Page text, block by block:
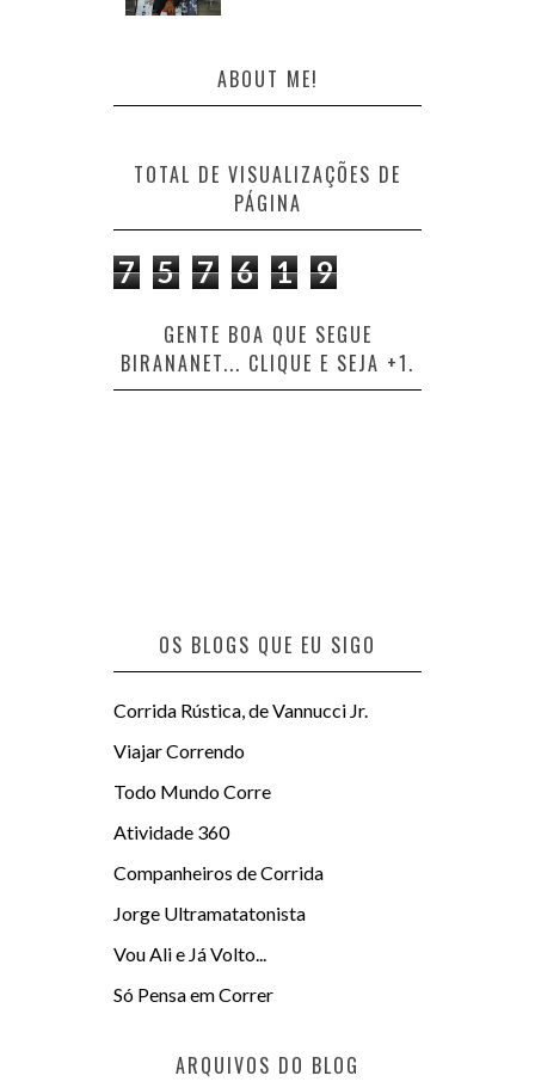
ABOUT ME!
TOTAL DE VISUALIZAÇÕES DE
PÁGINA
7 5 7 6 1 9
GENTE BOA QUE SEGUE
BIRANANET... CLIQUE E SEJA +1.
OS BLOGS QUE EU SIGO
Corrida Rústica, de Vannucci Jr.
Viajar Correndo
Todo Mundo Corre
Atividade 360
Companheiros de Corrida
Jorge Ultramatatonista
Vou Ali e Já Volto...
Só Pensa em Correr
ARQUIVOS DO BLOG